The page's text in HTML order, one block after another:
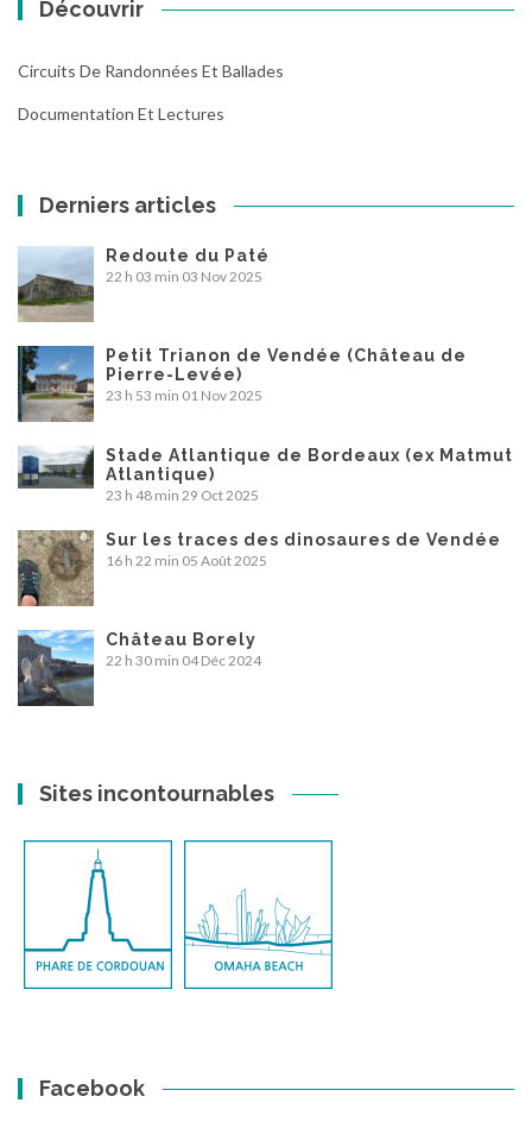
Découvrir
Circuits De Randonnées Et Ballades
Documentation Et Lectures
Derniers articles
Redoute du Paté
22 h 03 min 03 Nov 2025
Petit Trianon de Vendée (Château de
Pierre-Levée)
23 h 53 min 01 Nov 2025
Stade Atlantique de Bordeaux (ex Matmut
Atlantique)
23 h 48 min 29 Oct 2025
Sur les traces des dinosaures de Vendée
16 h 22 min 05 Août 2025
Château Borely
22 h 30 min 04 Déc 2024
Sites incontournables
Facebook